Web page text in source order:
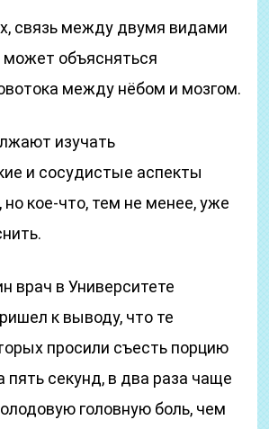
связь между двумя видами
может объясняться
между нёбом и мозгом.
изучать
и сосудистые аспекты
но кое-что, тем не менее, уже
врач в Университете
к выводу, что те
просили съесть порцию
пять секунд, в два раза чаще
головную боль, чем